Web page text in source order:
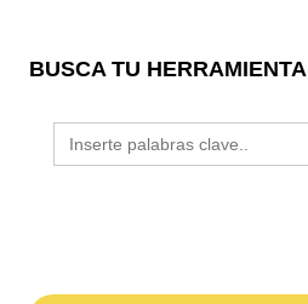
BUSCA TU HERRAMIENTA
Buscar: